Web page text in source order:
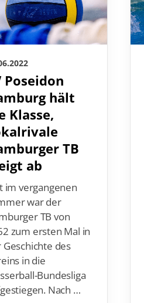
Poseidon
hält
Klasse,
TB
ab
im vergangenen
war der
TB von
zum ersten Mal in
Geschichte des
in die
Bundesliga
Nach …